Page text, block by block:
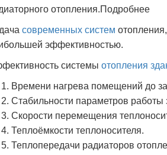
отопления.Подробнее
современных систем
эффективностью.
системы отопления
Времени нагрева помещений до
Стабильности параметров работы
Скорости перемещения
Теплоёмкости теплоносителя.
Теплопередачи радиаторов